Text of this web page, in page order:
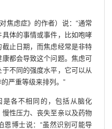
焦虑症》的作者）说：“通常
体的事情或事件，比如咆哮
止日期，而焦虑经常是非特
都会导致这个问题。焦虑可
不同的强度水平，它可以从
严重等级来排列。”
各不相同的，包括从脑化
性压力、丧失至亲以及药物
恩博士说：“虽然识别可能导